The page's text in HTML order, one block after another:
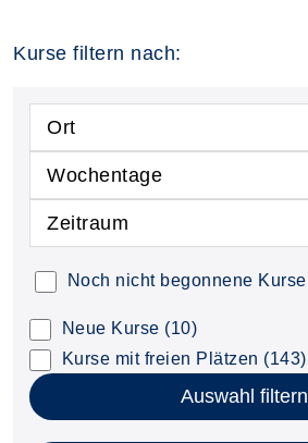
Kurse filtern nach:
Ort
Wochentage
Zeitraum
Noch nicht begonnene Kurse
Neue Kurse (10)
Kurse mit freien Plätzen (143)
Auswahl filtern